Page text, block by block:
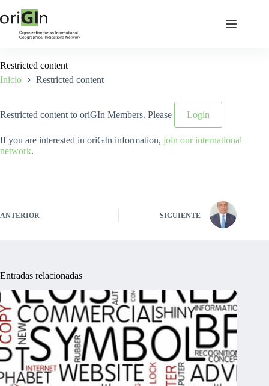
Restricted content
Inicio
Restricted content
Restricted content to oriGIn Members. Please Login
If you are interested in oriGIn information, join our international
network.
ANTERIOR SIGUIENTE
Entradas relacionadas